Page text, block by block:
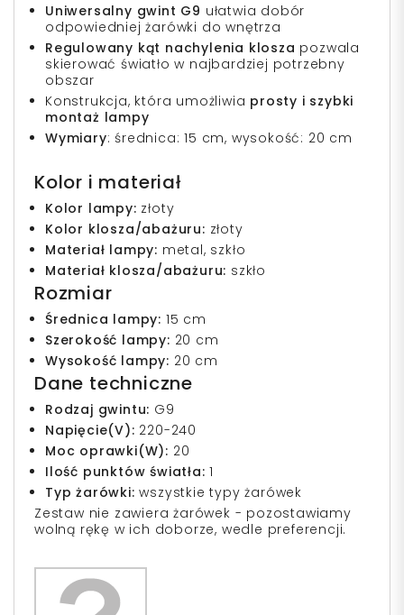
Uniwersalny gwint G9 ułatwia dobór
odpowiedniej żarówki do wnętrza
Regulowany kąt nachylenia klosza pozwala
skierować światło w najbardziej potrzebny
obszar
Konstrukcja, która umożliwia prosty i szybki
montaż lampy
Wymiary: średnica: 15 cm, wysokość: 20 cm
Kolor i materiał
Kolor lampy: złoty
Kolor klosza/abażuru: złoty
Materiał lampy: metal, szkło
Materiał klosza/abażuru: szkło
Rozmiar
Średnica lampy: 15 cm
Szerokość lampy: 20 cm
Wysokość lampy: 20 cm
Dane techniczne
Rodzaj gwintu: G9
Napięcie(V): 220-240
Moc oprawki(W): 20
Ilość punktów światła: 1
Typ żarówki: wszystkie typy żarówek
Zestaw nie zawiera żarówek - pozostawiamy
wolną rękę w ich doborze, wedle preferencji.